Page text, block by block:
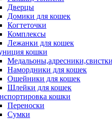
Дверцы
Домики для кошек
Когтеточки
Комплексы
Лежанки для кошек
кошки
Медальоны,адресники,свистки
Намордники для кошек
Ошейники для кошек
Шлейки для кошек
кошки
Переноски
Сумки